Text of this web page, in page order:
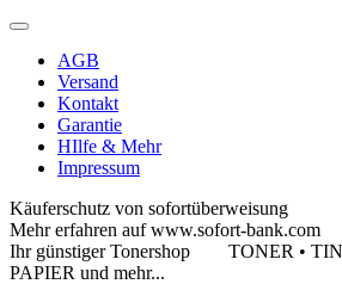
AGB
Versand
Kontakt
Garantie
HIlfe & Mehr
Impressum
Käuferschutz von sofortüberweisung
Mehr erfahren auf www.sofort-bank.com
Ihr günstiger Tonershop TONER •
PAPIER und mehr...